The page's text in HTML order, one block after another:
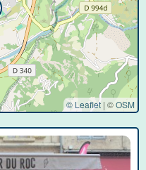
© Leaflet | ©OSM